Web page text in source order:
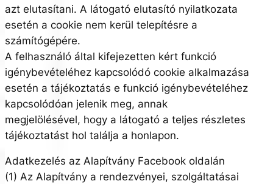
azt elutasítani. A látogató elutasító nyilatkozata
esetén a cookie nem kerül telepítésre a
számítógépére.
A felhasználó által kifejezetten kért funkció
igénybevételéhez kapcsolódó cookie alkalmazása
esetén a tájékoztatás e funkció igénybevételéhez
kapcsolódóan jelenik meg, annak
megjelölésével, hogy a látogató a teljes részletes
tájékoztatást hol találja a honlapon.
Adatkezelés az Alapítvány Facebook oldalán
(1) Az Alapítvány a rendezvényei, szolgáltatásai